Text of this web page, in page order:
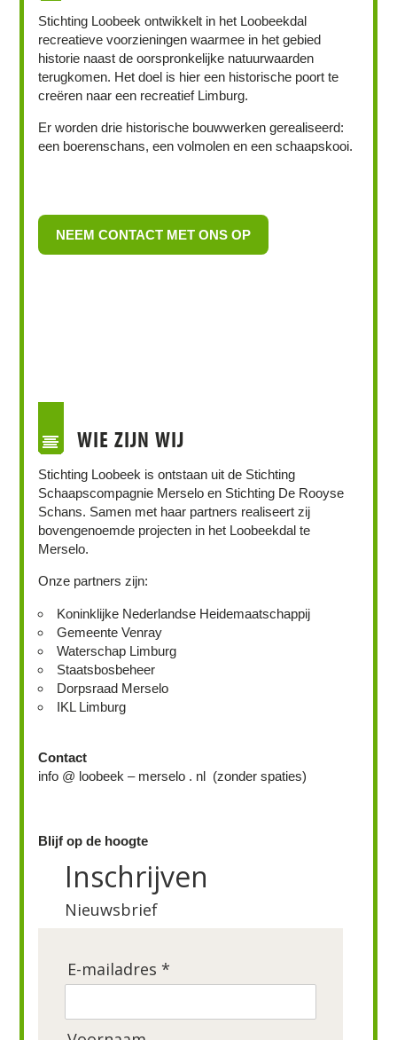
Stichting Loobeek ontwikkelt in het Loobeekdal
recreatieve voorzieningen waarmee in het gebied
historie naast de oorspronkelijke natuurwaarden
terugkomen. Het doel is hier een historische poort te
creëren naar een recreatief Limburg.
Er worden drie historische bouwwerken gerealiseerd:
een boerenschans, een volmolen en een schaapskooi.
NEEM CONTACT MET ONS OP
WIE ZIJN WIJ
Stichting Loobeek is ontstaan uit de Stichting
Schaapscompagnie Merselo en Stichting De Rooyse
Schans. Samen met haar partners realiseert zij
bovengenoemde projecten in het Loobeekdal te
Merselo.
Onze partners zijn:
Koninklijke Nederlandse Heidemaatschappij
Gemeente Venray
Waterschap Limburg
Staatsbosbeheer
Dorpsraad Merselo
IKL Limburg
Contact
info @ loobeek – merselo . nl (zonder spaties)
Blijf op de hoogte
Inschrijven
Nieuwsbrief
E-mailadres *